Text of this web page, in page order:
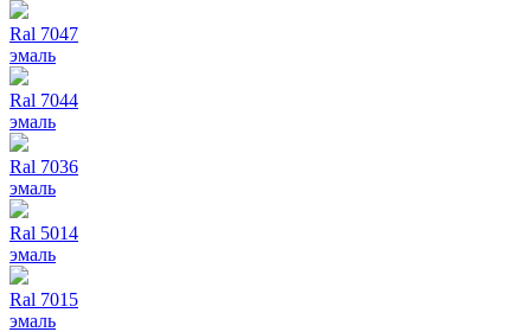
Ral 7047
эмаль
Ral 7044
эмаль
Ral 7036
эмаль
Ral 5014
эмаль
Ral 7015
эмаль